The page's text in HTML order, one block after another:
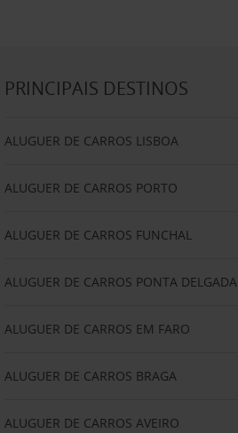
PRINCIPAIS DESTINOS
ALUGUER DE CARROS LISBOA
ALUGUER DE CARROS PORTO
ALUGUER DE CARROS FUNCHAL
ALUGUER DE CARROS PONTA DELGADA
ALUGUER DE CARROS EM FARO
ALUGUER DE CARROS BRAGA
ALUGUER DE CARROS AVEIRO